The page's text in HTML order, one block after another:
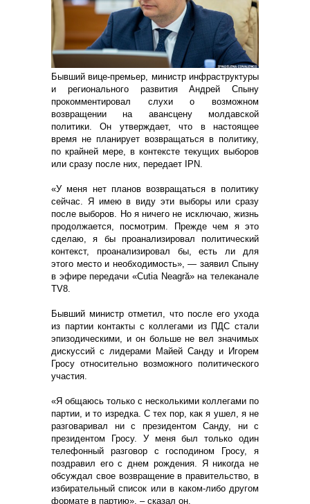
Бывший вице-премьер, министр инфраструктуры
и регионального развития Андрей Спыну
прокомментировал слухи о возможном
возвращении на авансцену молдавской
политики. Он утверждает, что в настоящее
время не планирует возвращаться в политику,
по крайней мере, в контексте текущих выборов
или сразу после них, передает IPN.
«У меня нет планов возвращаться в политику
сейчас. Я имею в виду эти выборы или сразу
после выборов. Но я ничего не исключаю, жизнь
продолжается, посмотрим. Прежде чем я это
сделаю, я бы проанализировал политический
контекст, проанализировал бы, есть ли для
этого место и необходимость», — заявил Спыну
в эфире передачи «Cutia Neagră» на телеканале
TV8.
Бывший министр отметил, что после его ухода
из партии контакты с коллегами из ПДС стали
эпизодическими, и он больше не вел значимых
дискуссий с лидерами Майей Санду и Игорем
Гросу относительно возможного политического
участия.
«Я общаюсь только с несколькими коллегами по
партии, и то изредка. С тех пор, как я ушел, я не
разговаривал ни с президентом Санду, ни с
президентом Гросу. У меня был только один
телефонный разговор с господином Гросу, я
поздравил его с днем ​​рождения. Я никогда не
обсуждал свое возвращение в правительство, в
избирательный список или в каком-либо другом
формате в партию», – сказал он.